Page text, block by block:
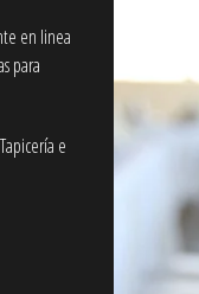
en linea
para
e